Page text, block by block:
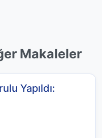
Makaleler
Yapıldı: